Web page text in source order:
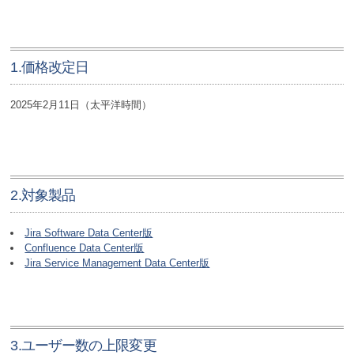
1.価格改定日
2025年2月11日（太平洋時間）
2.対象製品
Jira Software Data Center版
Confluence Data Center版
Jira Service Management Data Center版
3.ユーザー数の上限変更